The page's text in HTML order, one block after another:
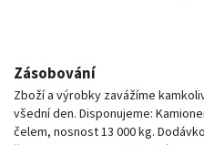
Zásobování
Zboží a výrobky zavážíme
všední den. Disponujeme:
čelem, nosnost 13 000 kg.